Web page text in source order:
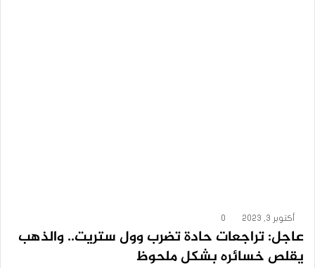
أكتوبر 3, 2023 0
عاجل: تراجعات حادة تضرب وول ستريت.. والذهب
يقلص خسائره بشكل ملحوظ